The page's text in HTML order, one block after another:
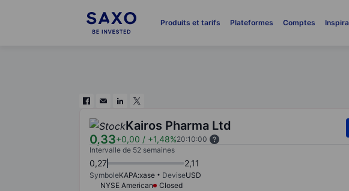
Produits et tarifs Plateformes Comptes
Kairos Pharma Ltd
0,33+0,00 / +1,48%20:10:00
Intervalle de 52 semaines
0,27 2,11
SymboleKAPA:xase DeviseUSD
NYSE American
Closed